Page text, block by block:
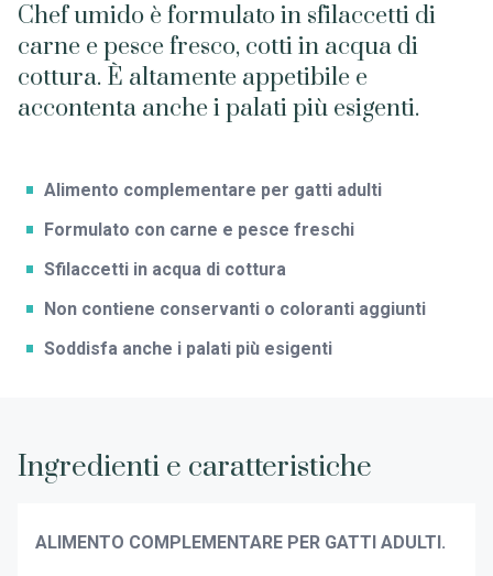
Chef umido è formulato in sfilaccetti di
carne e pesce fresco, cotti in acqua di
cottura. È altamente appetibile e
accontenta anche i palati più esigenti.
Alimento complementare per gatti adulti
Formulato con carne e pesce freschi
Sfilaccetti in acqua di cottura
Non contiene conservanti o coloranti aggiunti
Soddisfa anche i palati più esigenti
Ingredienti e caratteristiche
ALIMENTO COMPLEMENTARE PER GATTI ADULTI.